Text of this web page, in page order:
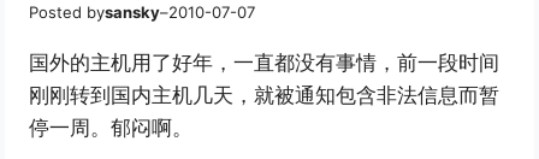
Posted bysansky–2010-07-07
国外的主机用了好年，一直都没有事情，前一段时间
刚刚转到国内主机几天，就被通知包含非法信息而暂
停一周。郁闷啊。